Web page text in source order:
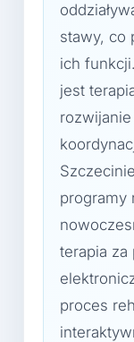
stawy, co
ich
jest
programy
terapia za
proces